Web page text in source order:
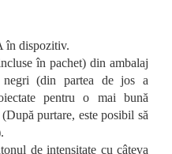
în dispozitiv.
în pachet) din ambalaj
(din partea de jos a
pentru o mai bună
purtare, este posibil să
de intensitate cu câteva